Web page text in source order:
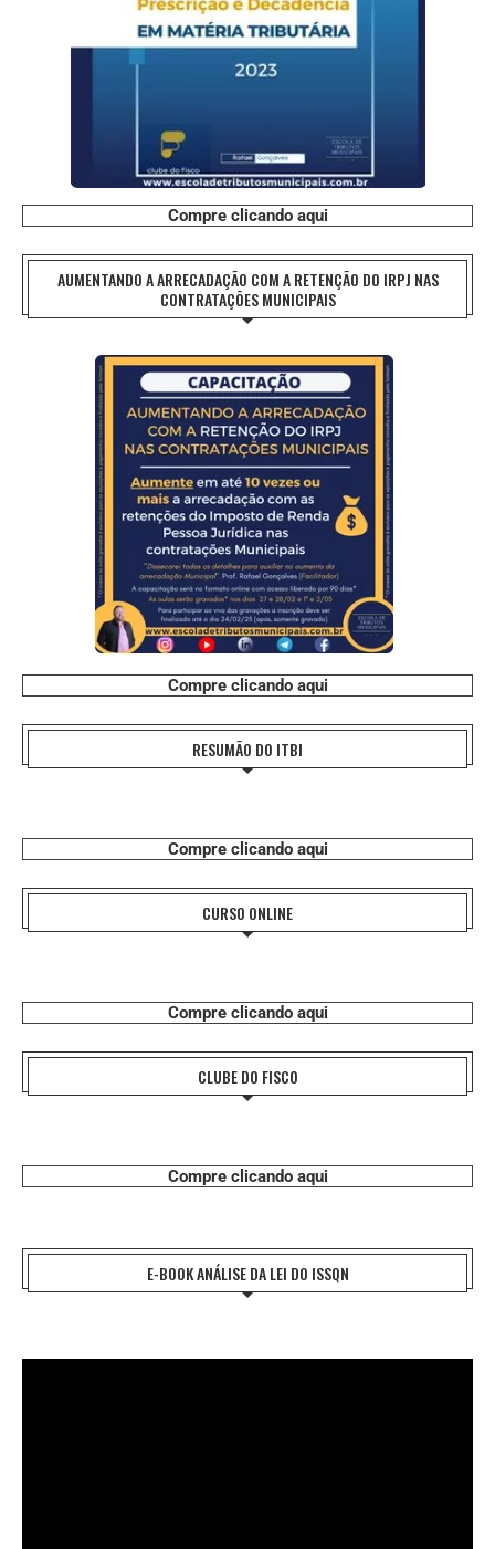
Compre clicando aqui
AUMENTANDO A ARRECADAÇÃO COM A RETENÇÃO DO IRPJ NAS
CONTRATAÇÕES MUNICIPAIS
Compre clicando aqui
RESUMÃO DO ITBI
Compre clicando aqui
CURSO ONLINE
Compre clicando aqui
CLUBE DO FISCO
Compre clicando aqui
E-BOOK ANÁLISE DA LEI DO ISSQN